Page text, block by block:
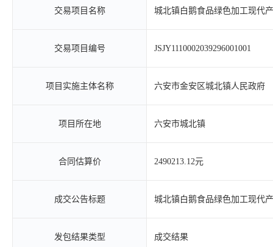
交易项目名称 城北镇白鹅食品绿色加工现代
交易项目编号 JSJY1110002039296001001
项目实施主体名称 六安市金安区城北镇人民政府
项目所在地 六安市城北镇
合同估算价 2490213.12元
成交公告标题 城北镇白鹅食品绿色加工现代
发包结果类型 成交结果